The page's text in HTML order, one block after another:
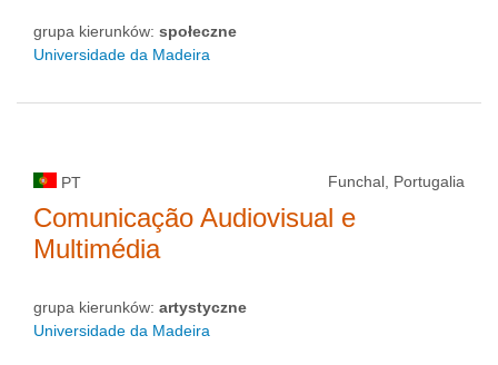
grupa kierunków: społeczne
Universidade da Madeira
PT Funchal, Portugalia
Comunicação Audiovisual e
Multimédia
grupa kierunków: artystyczne
Universidade da Madeira